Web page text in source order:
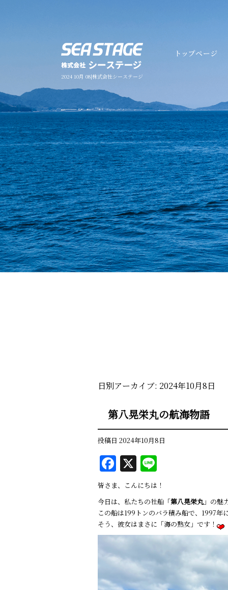
2024 10月 08|株式会社シーステージ
日別アーカイブ: 2024年10月8日
第八晃栄丸の航海物語
投稿日 2024年10月8日
F
a
c
e
b
o
o
k
X
n
e
皆さま、こんにちは！
今日は、私たちの社船「第八晃栄丸 」の魅
この船は199トンのバラ積み船で、1997年
そう、彼女はまさに「海の熟女」です！